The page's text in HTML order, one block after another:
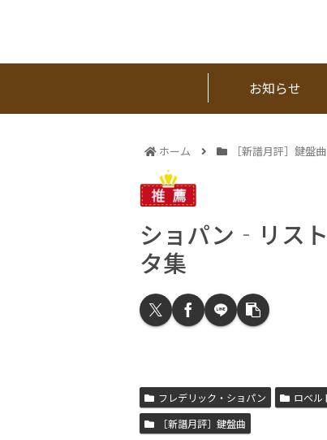
お知らせ
ホーム ［新譜月評］鍵盤曲
ショパン‐リス
タ集
フレデリック・ショパン ロベル
［新譜月評］鍵盤曲